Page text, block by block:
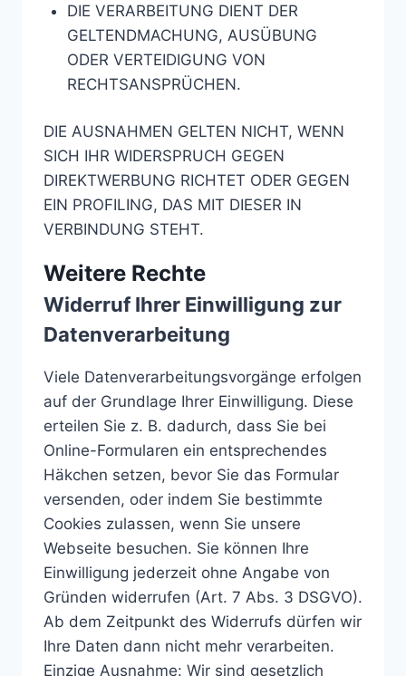
DIE VERARBEITUNG DIENT DER
GELTENDMACHUNG, AUSÜBUNG
ODER VERTEIDIGUNG VON
RECHTSANSPRÜCHEN.
DIE AUSNAHMEN GELTEN NICHT, WENN
SICH IHR WIDERSPRUCH GEGEN
DIREKTWERBUNG RICHTET ODER GEGEN
EIN PROFILING, DAS MIT DIESER IN
VERBINDUNG STEHT.
Weitere Rechte
Widerruf Ihrer Einwilligung zur
Datenverarbeitung
Viele Datenverarbeitungsvorgänge erfolgen
auf der Grundlage Ihrer Einwilligung. Diese
erteilen Sie z. B. dadurch, dass Sie bei
Online-Formularen ein entsprechendes
Häkchen setzen, bevor Sie das Formular
versenden, oder indem Sie bestimmte
Cookies zulassen, wenn Sie unsere
Webseite besuchen. Sie können Ihre
Einwilligung jederzeit ohne Angabe von
Gründen widerrufen (Art. 7 Abs. 3 DSGVO).
Ab dem Zeitpunkt des Widerrufs dürfen wir
Ihre Daten dann nicht mehr verarbeiten.
Einzige Ausnahme: Wir sind gesetzlich